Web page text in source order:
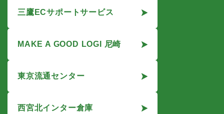
三鷹ECサポートサービス
MAKE A GOOD LOGI 尼崎
東京流通センター
西宮北インター倉庫